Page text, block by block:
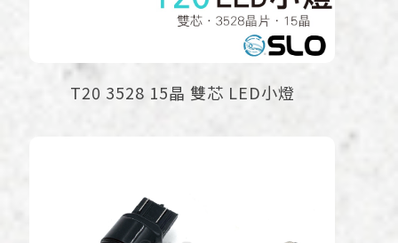
T20 3528 15晶 雙芯 LED小燈